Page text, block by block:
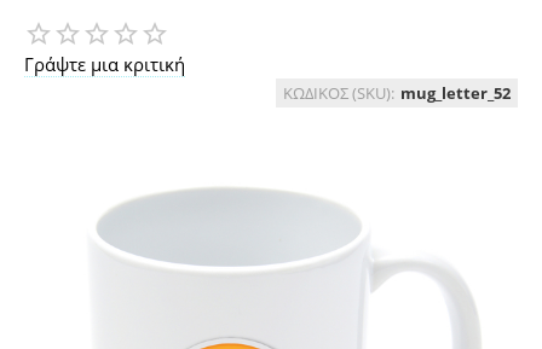
Γράψτε μια κριτική
ΚΩΔΙΚΟΣ (SKU): mug_letter_52